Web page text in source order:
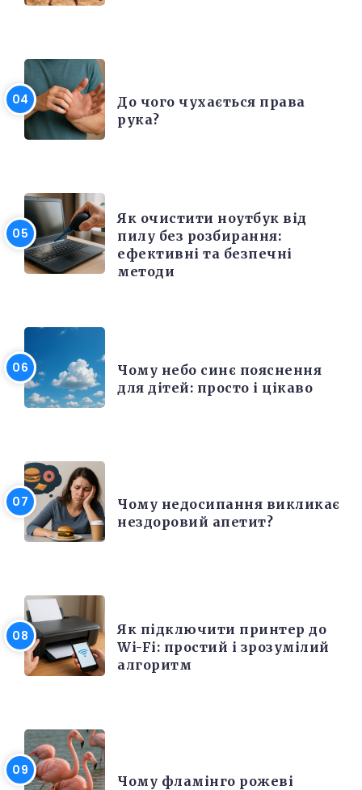
До чого чухається права
рука?
Як очистити ноутбук від
пилу без розбирання:
ефективні та безпечні
методи
Чому небо синє пояснення
для дітей: просто і цікаво
Чому недосипання викликає
нездоровий апетит?
Як підключити принтер до
Wi-Fi: простий і зрозумілий
алгоритм
Чому фламінго рожеві